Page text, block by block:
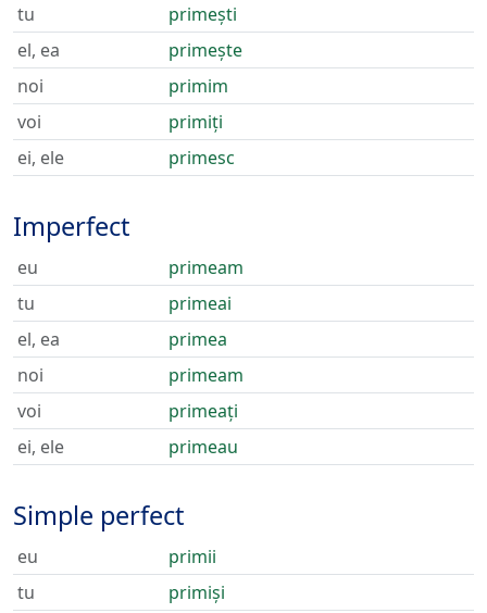
tu
primești
el, ea
primește
noi
primim
voi
primiți
ei, ele
primesc
Imperfect
eu
primeam
tu
primeai
el, ea
primea
noi
primeam
voi
primeați
ei, ele
primeau
Simple perfect
eu
primii
tu
primiși